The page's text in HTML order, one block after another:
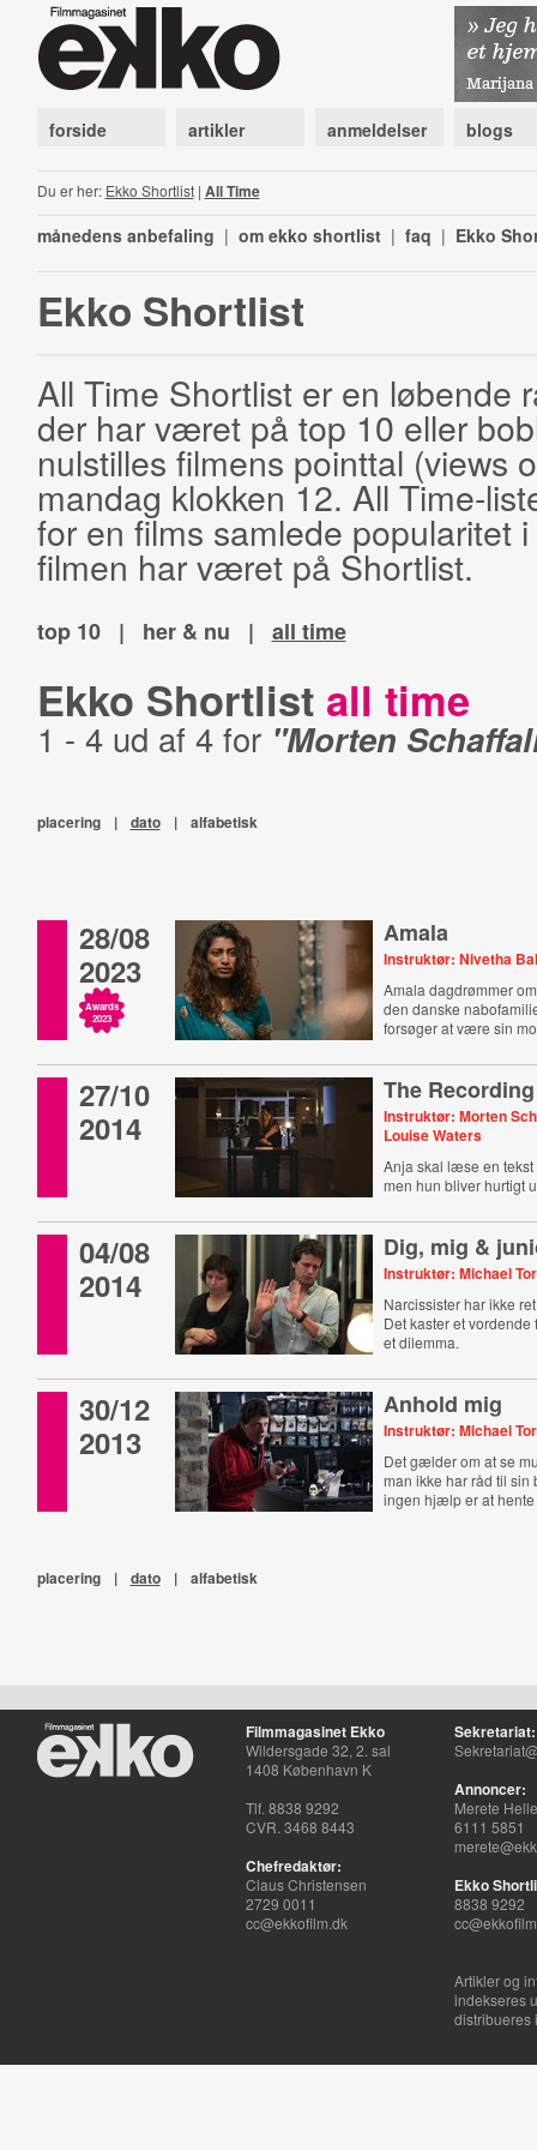
forside artikler anmeldelser blogs
Du er her: Ekko Shortlist| All Time
månedens anbefaling | om ekko shortlist | faq | Ekko
Ekko Shortlist
All Time Shortlist er en løbende
der har været på top 10 eller
nulstilles filmens pointtal (views
mandag klokken 12. All Time-
for en films samlede popularitet
filmen har været på Shortlist.
top 10 | her & nu | all time
Ekko Shortlist all time
1 - 4 ud af 4 for "Morten
placering | dato | alfabetisk
28/08
2023
Awards
2023
Amala
Instruktør: Nivetha
Amala dagdrømmer
den danske
forsøger at være sin
27/10
2014
The Recording
Instruktør: Morten
Louise Waters
Anja skal læse en tekst
men hun bliver hurtigt
04/08
2014
Dig, mig &
Instruktør: Michael
Narcissister har ikke
Det kaster et
et dilemma.
30/12
2013
Anhold mig
Instruktør: Michael
Det gælder om at se
man ikke har råd til sin
ingen hjælp er at
placering | dato | alfabetisk
Filmmagasinet Ekko
Wildersgade 32, 2. sal
1408 København K
Tlf. 8838 9292
CVR. 3468 8443
Chefredaktør:
Claus Christensen
2729 0011
cc@ekkofilm.dk
Sekretariat:
Annoncer:
Merete
6111 5851
Ekko
8838 9292
Artikler og
indekseres
distribueres